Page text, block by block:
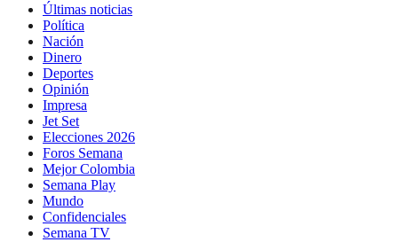
Últimas noticias
Política
Nación
Dinero
Deportes
Opinión
Impresa
Jet Set
Elecciones 2026
Foros Semana
Mejor Colombia
Semana Play
Mundo
Confidenciales
Semana TV